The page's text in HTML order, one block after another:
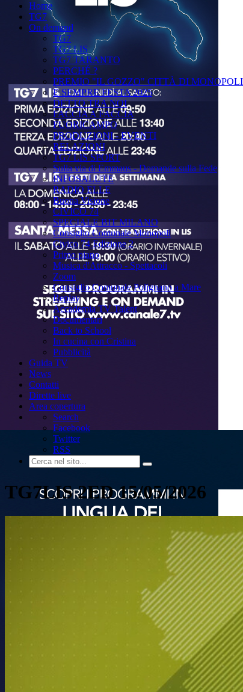
Home
TG7
On demand
TG7
TG7 LIS
TG7 TARANTO
PERCHÉ ?
PREMIO "IL GOZZO" CITTÀ DI MONOPOLI
È SEMPRE FESTA 2025
DETTO TRA NOI
FACCIA A FACCIA
FUORICAMPO
PRODUZIONI - EVENTI
RELAZIONI
TG7 LIS SPORT
Sulla via di Emmaus - Domande sulla Fede
INFOSALUTE
RADIO ELLE
Buona Visione
CIVICO 74
SPECIALE BIT MILANO
Consiglio Comunale Monopoli
Civico 74 Edizione 2
Primo piano
Musica d'Attracco - Spettacoli
Zoom
Consiglio Comunale Polignano a Mare
Replay
Accademia TV Talent
Documentari
Back to School
In cucina con Cristina
Pubblicità
Guida TV
News
Contatti
Dirette live
Area copertura
Search
Facebook
Twitter
RSS
TG7LIS 2ED 15/05/2026